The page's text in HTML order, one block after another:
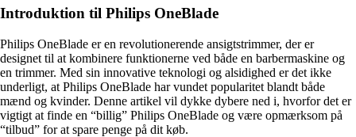
Introduktion til Philips OneBlade
Philips OneBlade er en revolutionerende ansigtstrimmer, der er
designet til at kombinere funktionerne ved både en barbermaskine og
en trimmer. Med sin innovative teknologi og alsidighed er det ikke
underligt, at Philips OneBlade har vundet popularitet blandt både
mænd og kvinder. Denne artikel vil dykke dybere ned i, hvorfor det er
vigtigt at finde en “billig” Philips OneBlade og være opmærksom på
“tilbud” for at spare penge på dit køb.